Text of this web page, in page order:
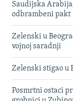
Saudijska
odbrambeni pakt
Zelenski u
vojnoj saradnji
Zelenski stigao u
Posmrtni ostaci